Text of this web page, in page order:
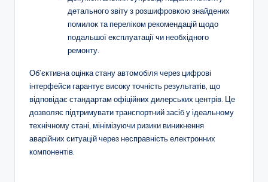
детального звіту з розшифровкою знайдених
помилок та переліком рекомендацій щодо
подальшої експлуатації чи необхідного
ремонту.
Об’єктивна оцінка стану автомобіля через цифрові
інтерфейси гарантує високу точність результатів, що
відповідає стандартам офіційних дилерських центрів. Це
дозволяє підтримувати транспортний засіб у ідеальному
технічному стані, мінімізуючи ризики виникнення
аварійних ситуацій через несправність електронних
компонентів.